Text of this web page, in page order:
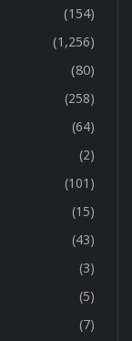
(154)
(1,256)
(80)
(258)
(64)
(2)
(101)
(15)
(43)
(3)
(5)
(7)